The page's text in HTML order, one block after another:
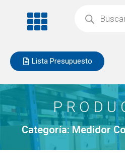
Lista Presupuesto
Categoría: Medidor